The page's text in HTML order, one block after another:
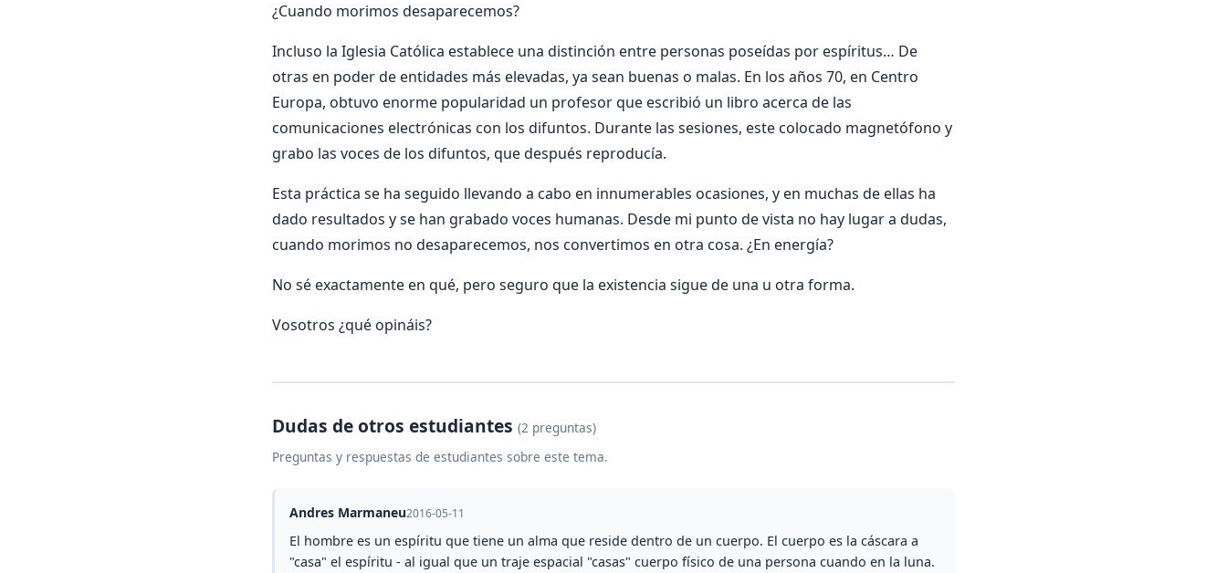
¿Cuando morimos desaparecemos?
Incluso la Iglesia Católica establece una distinción entre personas poseídas por espíritus… De
otras en poder de entidades más elevadas, ya sean buenas o malas. En los años 70, en Centro
Europa, obtuvo enorme popularidad un profesor que escribió un libro acerca de las
comunicaciones electrónicas con los difuntos. Durante las sesiones, este colocado magnetófono y
grabo las voces de los difuntos, que después reproducía.
Esta práctica se ha seguido llevando a cabo en innumerables ocasiones, y en muchas de ellas ha
dado resultados y se han grabado voces humanas. Desde mi punto de vista no hay lugar a dudas,
cuando morimos no desaparecemos, nos convertimos en otra cosa. ¿En energía?
No sé exactamente en qué, pero seguro que la existencia sigue de una u otra forma.
Vosotros ¿qué opináis?
Dudas de otros estudiantes (2 preguntas)
Preguntas y respuestas de estudiantes sobre este tema.
Andres Marmaneu2016-05-11
El hombre es un espíritu que tiene un alma que reside dentro de un cuerpo. El cuerpo es la cáscara a
"casa" el espíritu - al igual que un traje espacial "casas" cuerpo físico de una persona cuando en la luna.